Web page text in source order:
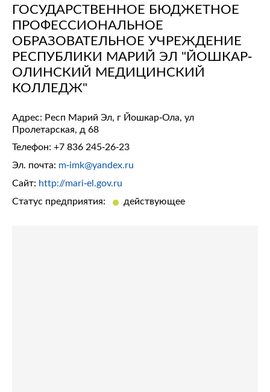
ГОСУДАРСТВЕННОЕ БЮДЖЕТНОЕ
ПРОФЕССИОНАЛЬНОЕ
ОБРАЗОВАТЕЛЬНОЕ УЧРЕЖДЕНИЕ
РЕСПУБЛИКИ МАРИЙ ЭЛ "ЙОШКАР-
ОЛИНСКИЙ МЕДИЦИНСКИЙ
КОЛЛЕДЖ"
Адрес: Респ Марий Эл, г Йошкар-Ола, ул
Пролетарская, д 68
Телефон: +7 836 245-26-23
Эл. почта: m-imk@yandex.ru
Сайт: http://mari-el.gov.ru
Статус предприятия:
действующее